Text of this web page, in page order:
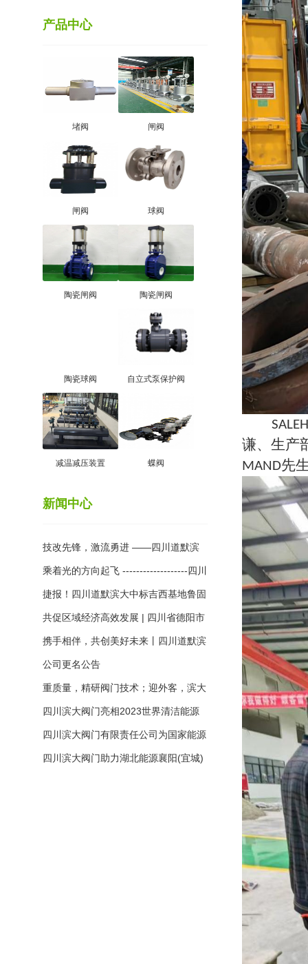
产品中心
堵阀 闸阀
闸阀 球阀
陶瓷闸阀 陶瓷闸阀
陶瓷球阀 自立式泵保护阀
减温减压装置 蝶阀
新闻中心
技改先锋，激流勇进 ——四川道默滨
大阀门有限公司积极参与行业科技创新
成果交流
乘着光的方向起飞 -------------------四川
道默滨大阀门有限公司参加2024年第
十一届中国国际光热大会圆满落幕
捷报！四川道默滨大中标吉西基地鲁固
直流140万千瓦外送项目
共促区域经济高效发展 | 四川省德阳市
经信局领导到访道默滨大工厂
携手相伴，共创美好未来丨四川道默滨
大阀门有限公司与您共迎元旦
公司更名公告
重质量，精研阀门技术；迎外客，滨大
展翅飞翔！
四川滨大阀门亮相2023世界清洁能源
装备大会
四川滨大阀门有限责任公司为国家能源
集团重庆电厂2台66万千瓦高效超超临
四川滨大阀门助力湖北能源襄阳(宜城)
谦、生产
MAND先